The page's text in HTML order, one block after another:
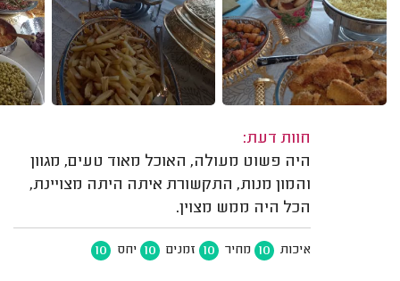
חוות דעת:
היה פשוט מעולה, האוכל מאוד טעים, מגוון
והמון מנות, התקשורת איתה היתה מצויינת,
הכל היה ממש מצוין.
איכות 10 מחיר 10 זמנים 10 יחס 10